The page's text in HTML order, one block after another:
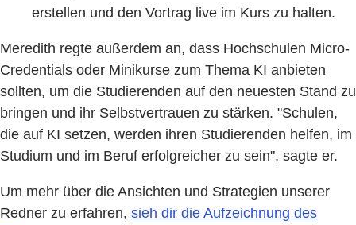
erstellen und den Vortrag live im Kurs zu halten.
Meredith regte außerdem an, dass Hochschulen Micro-
Credentials oder Minikurse zum Thema KI anbieten
sollten, um die Studierenden auf den neuesten Stand zu
bringen und ihr Selbstvertrauen zu stärken. "Schulen,
die auf KI setzen, werden ihren Studierenden helfen, im
Studium und im Beruf erfolgreicher zu sein", sagte er.
Um mehr über die Ansichten und Strategien unserer
Redner zu erfahren, sieh dir die Aufzeichnung des